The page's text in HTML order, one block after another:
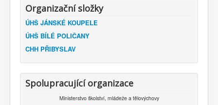
Organizační složky
ÚHŠ JÁNSKÉ KOUPELE
ÚHŠ BÍLÉ POLIČANY
CHH PŘIBYSLAV
Spolupracující organizace
Ministerstvo školství, mládeže a tělovýchovy